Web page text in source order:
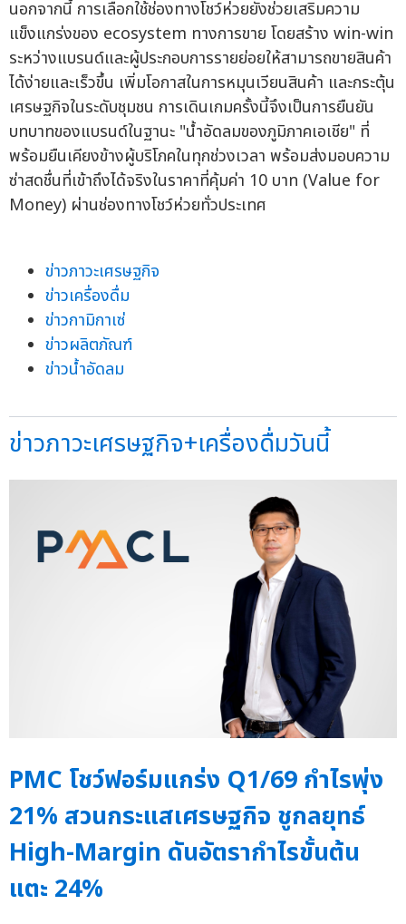
นอกจากนี้ การเลือกใช้ช่องทางโชว์ห่วยยังช่วยเสริมความ
แข็งแกร่งของ ecosystem ทางการขาย โดยสร้าง win-win
ระหว่างแบรนด์และผู้ประกอบการรายย่อยให้สามารถขายสินค้า
ได้ง่ายและเร็วขึ้น เพิ่มโอกาสในการหมุนเวียนสินค้า และกระตุ้น
เศรษฐกิจในระดับชุมชน การเดินเกมครั้งนี้จึงเป็นการยืนยัน
บทบาทของแบรนด์ในฐานะ "น้ำอัดลมของภูมิภาคเอเชีย" ที่
พร้อมยืนเคียงข้างผู้บริโภคในทุกช่วงเวลา พร้อมส่งมอบความ
ซ่าสดชื่นที่เข้าถึงได้จริงในราคาที่คุ้มค่า 10 บาท (Value for
Money) ผ่านช่องทางโชว์ห่วยทั่วประเทศ
ข่าวภาวะเศรษฐกิจ
ข่าวเครื่องดื่ม
ข่าวกามิกาเซ่
ข่าวผลิตภัณฑ์
ข่าวน้ำอัดลม
ข่าวภาวะเศรษฐกิจ+เครื่องดื่มวันนี้
PMC โชว์ฟอร์มแกร่ง Q1/69 กำไรพุ่ง
21% สวนกระแสเศรษฐกิจ ชูกลยุทธ์
High-Margin ดันอัตรากำไรขั้นต้น
แตะ 24%